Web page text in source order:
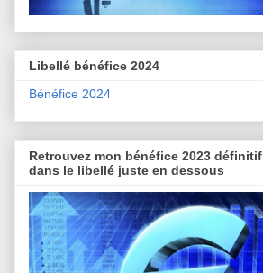
Libellé bénéfice 2024
Bénéfice 2024
Retrouvez mon bénéfice 2023 définitif
dans le libellé juste en dessous